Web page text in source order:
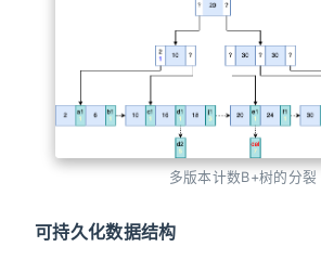
多版本计数B+树的分裂
可持久化数据结构